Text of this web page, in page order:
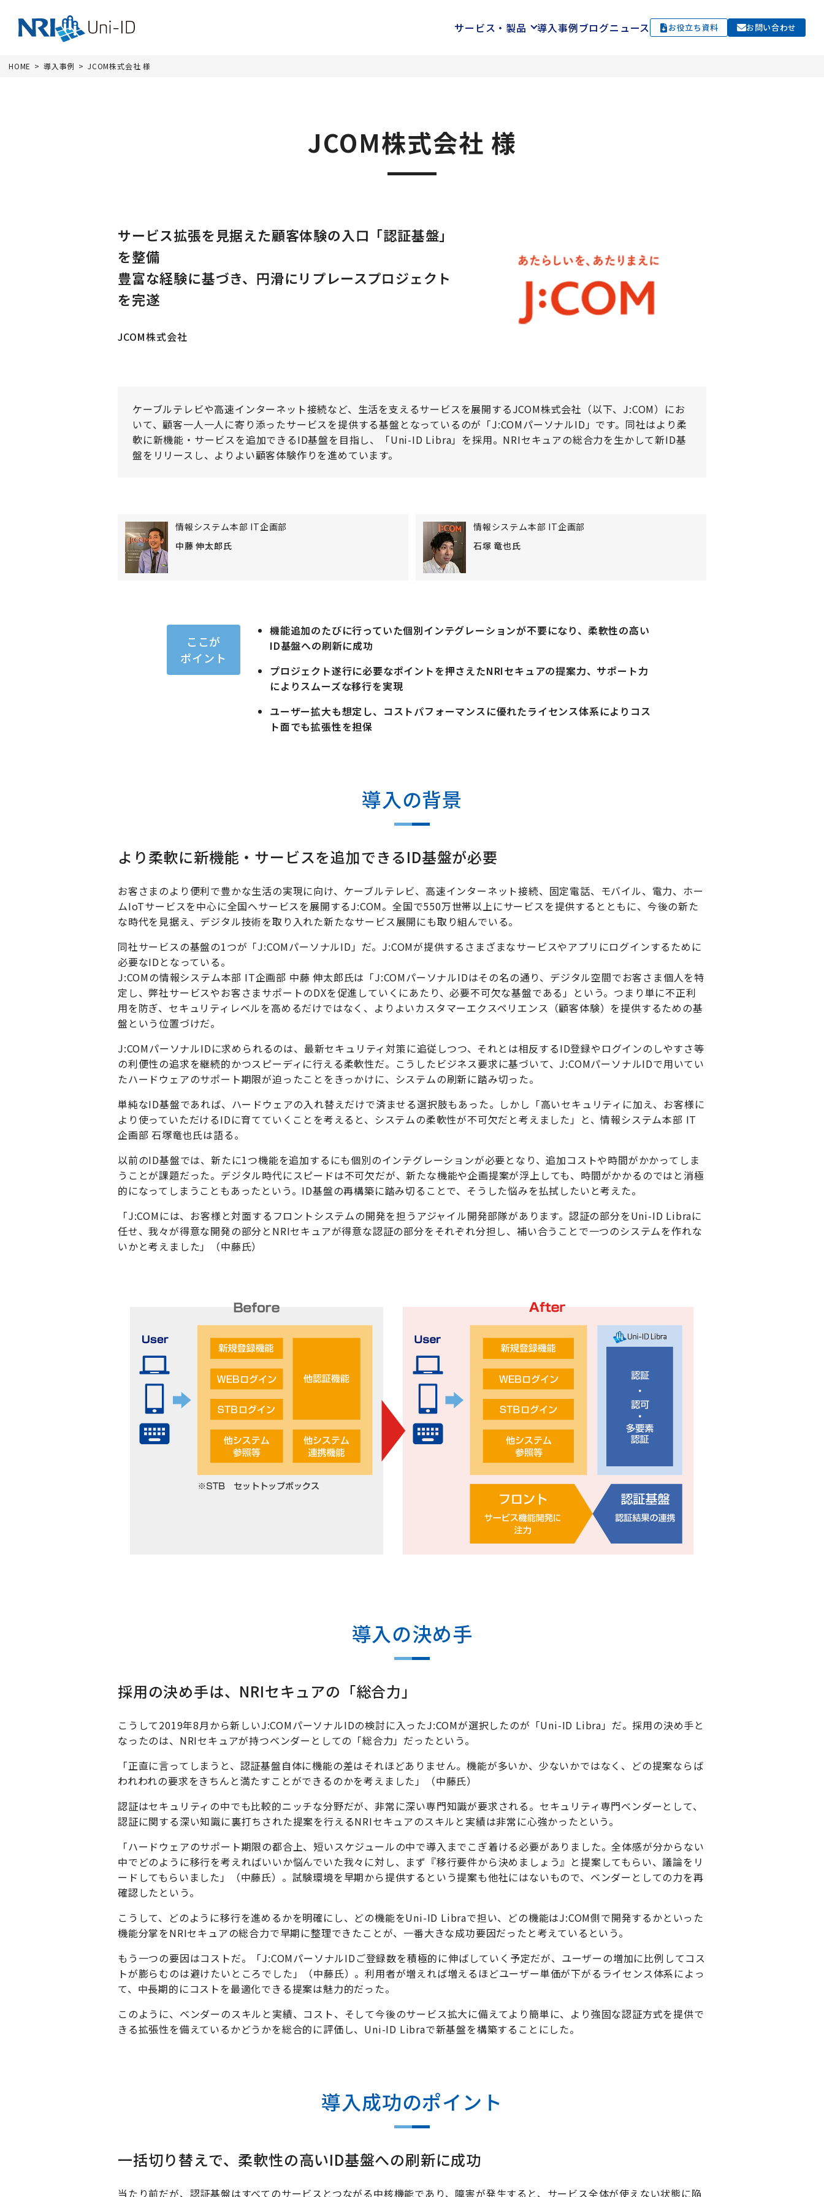
サービス・製品 導入事例ブログニュース お役立ち資料 お問い合わせ
HOME 導入事例 JCOM株式会社 様
JCOM株式会社 様
サービス拡張を見据えた顧客体験の入口「認証基盤」
を整備
豊富な経験に基づき、円滑にリプレースプロジェクト
を完遂
JCOM株式会社
ケーブルテレビや高速インターネット接続など、生活を支えるサービスを展開するJCOM株式会社（以下、J:COM）にお
いて、顧客一人一人に寄り添ったサービスを提供する基盤となっているのが「J:COMパーソナルID」です。同社はより柔
軟に新機能・サービスを追加できるID基盤を目指し、「Uni-ID Libra」を採用。NRIセキュアの総合力を生かして新ID基
盤をリリースし、よりよい顧客体験作りを進めています。
情報システム本部 IT企画部
中藤 伸太郎氏
情報システム本部 IT企画部
石塚 竜也氏
ここが
ポイント
機能追加のたびに行っていた個別インテグレーションが不要になり、柔軟性の高い
ID基盤への刷新に成功
プロジェクト遂行に必要なポイントを押さえたNRIセキュアの提案力、サポート力
によりスムーズな移行を実現
ユーザー拡大も想定し、コストパフォーマンスに優れたライセンス体系によりコス
ト面でも拡張性を担保
導入の背景
より柔軟に新機能・サービスを追加できるID基盤が必要
お客さまのより便利で豊かな生活の実現に向け、ケーブルテレビ、高速インターネット接続、固定電話、モバイル、電力、ホー
ムIoTサービスを中心に全国へサービスを展開するJ:COM。全国で550万世帯以上にサービスを提供するとともに、今後の新た
な時代を見据え、デジタル技術を取り入れた新たなサービス展開にも取り組んでいる。
同社サービスの基盤の1つが「J:COMパーソナルID」だ。J:COMが提供するさまざまなサービスやアプリにログインするために
必要なIDとなっている。
J:COMの情報システム本部 IT企画部 中藤 伸太郎氏は「J:COMパーソナルIDはその名の通り、デジタル空間でお客さま個人を特
定し、弊社サービスやお客さまサポートのDXを促進していくにあたり、必要不可欠な基盤である」という。つまり単に不正利
用を防ぎ、セキュリティレベルを高めるだけではなく、よりよいカスタマーエクスペリエンス（顧客体験）を提供するための基
盤という位置づけだ。
J:COMパーソナルIDに求められるのは、最新セキュリティ対策に追従しつつ、それとは相反するID登録やログインのしやすさ等
の利便性の追求を継続的かつスピーディに行える柔軟性だ。こうしたビジネス要求に基づいて、J:COMパーソナルIDで用いてい
たハードウェアのサポート期限が迫ったことをきっかけに、システムの刷新に踏み切った。
単純なID基盤であれば、ハードウェアの入れ替えだけで済ませる選択肢もあった。しかし「高いセキュリティに加え、お客様に
より使っていただけるIDに育てていくことを考えると、システムの柔軟性が不可欠だと考えました」と、情報システム本部 IT
企画部 石塚竜也氏は語る。
以前のID基盤では、新たに1つ機能を追加するにも個別のインテグレーションが必要となり、追加コストや時間がかかってしま
うことが課題だった。デジタル時代にスピードは不可欠だが、新たな機能や企画提案が浮上しても、時間がかかるのではと消極
的になってしまうこともあったという。ID基盤の再構築に踏み切ることで、そうした悩みを払拭したいと考えた。
「J:COMには、お客様と対面するフロントシステムの開発を担うアジャイル開発部隊があります。認証の部分をUni-ID Libraに
任せ、我々が得意な開発の部分とNRIセキュアが得意な認証の部分をそれぞれ分担し、補い合うことで一つのシステムを作れな
いかと考えました」（中藤氏）
導入の決め手
採用の決め手は、NRIセキュアの「総合力」
こうして2019年8月から新しいJ:COMパーソナルIDの検討に入ったJ:COMが選択したのが「Uni-ID Libra」だ。採用の決め手と
なったのは、NRIセキュアが持つベンダーとしての「総合力」だったという。
「正直に言ってしまうと、認証基盤自体に機能の差はそれほどありません。機能が多いか、少ないかではなく、どの提案ならば
われわれの要求をきちんと満たすことができるのかを考えました」（中藤氏）
認証はセキュリティの中でも比較的ニッチな分野だが、非常に深い専門知識が要求される。セキュリティ専門ベンダーとして、
認証に関する深い知識に裏打ちされた提案を行えるNRIセキュアのスキルと実績は非常に心強かったという。
「ハードウェアのサポート期限の都合上、短いスケジュールの中で導入までこぎ着ける必要がありました。全体感が分からない
中でどのように移行を考えればいいか悩んでいた我々に対し、まず『移行要件から決めましょう』と提案してもらい、議論をリ
ードしてもらいました」（中藤氏）。試験環境を早期から提供するという提案も他社にはないもので、ベンダーとしての力を再
確認したという。
こうして、どのように移行を進めるかを明確にし、どの機能をUni-ID Libraで担い、どの機能はJ:COM側で開発するかといった
機能分掌をNRIセキュアの総合力で早期に整理できたことが、一番大きな成功要因だったと考えているという。
もう一つの要因はコストだ。「J:COMパーソナルIDご登録数を積極的に伸ばしていく予定だが、ユーザーの増加に比例してコス
トが膨らむのは避けたいところでした」（中藤氏）。利用者が増えれば増えるほどユーザー単価が下がるライセンス体系によっ
て、中長期的にコストを最適化できる提案は魅力的だった。
このように、ベンダーのスキルと実績、コスト、そして今後のサービス拡大に備えてより簡単に、より強固な認証方式を提供で
きる拡張性を備えているかどうかを総合的に評価し、Uni-ID Libraで新基盤を構築することにした。
導入成功のポイント
一括切り替えで、柔軟性の高いID基盤への刷新に成功
当たり前だが、認証基盤はすべてのサービスとつながる中核機能であり、障害が発生すると、サービス全体が使えない状態に陥